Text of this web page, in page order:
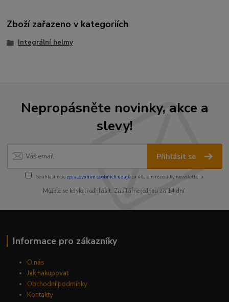
Zboží zařazeno v kategoriích
Integrální helmy
Nepropásněte novinky, akce a
slevy!
Přihlásit se
Souhlasím se zpracováním osobních údajůza účelem rozesílky newsletteru.
Můžete se kdykoli odhlásit. Zasíláme jednou za 14 dní.
Informace pro zákazníky
O nás
Jak nakupovat
Obchodní podmínky
Kontakty